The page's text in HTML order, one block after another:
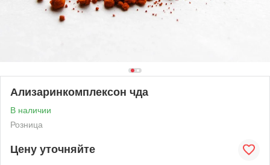
Ализаринкомплексон чда
В наличии
Розница
Цену уточняйте